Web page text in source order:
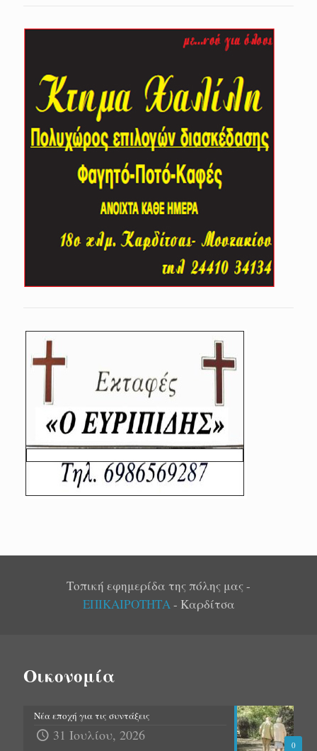
Τοπική εφημερίδα της πόλης μας -
ΕΠΙΚΑΙΡΟΤΗΤΑ- Καρδίτσα
Οικονομία
0
Νέα εποχή για τις συντάξεις
31 Ιουλίου, 2026